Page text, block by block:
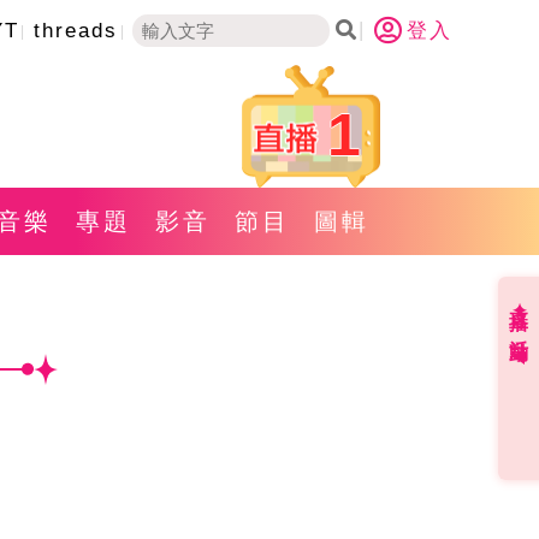
threads 登入
1
樂 專題 影音 節目 圖輯
直播✦活動